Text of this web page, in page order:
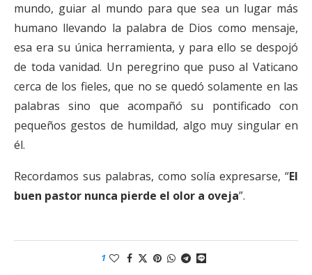
mundo, guiar al mundo para que sea un lugar más
humano llevando la palabra de Dios como mensaje,
esa era su única herramienta, y para ello se despojó
de toda vanidad. Un peregrino que puso al Vaticano
cerca de los fieles, que no se quedó solamente en las
palabras sino que acompañó su pontificado con
pequeños gestos de humildad, algo muy singular en
él.
Recordamos sus palabras, como solía expresarse, “El
buen pastor nunca pierde el olor a oveja”.
1